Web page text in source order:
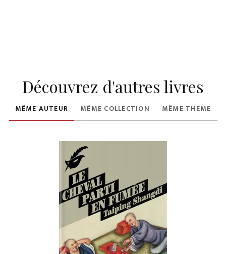
Découvrez d'autres livres
MÊME AUTEUR MÊME COLLECTION MÊME THÈME